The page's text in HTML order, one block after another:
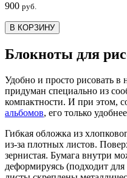
900 руб.
В КОРЗИНУ
Блокноты для
Удобно и просто рисовать
придуман специально из
компактности. И при этом,
альбомов, его только
Гибкая обложка из
из-за плотных листов.
зернистая. Бумага внутри
деформируясь (подходит